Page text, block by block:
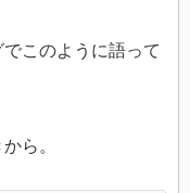
このように語って
ら。